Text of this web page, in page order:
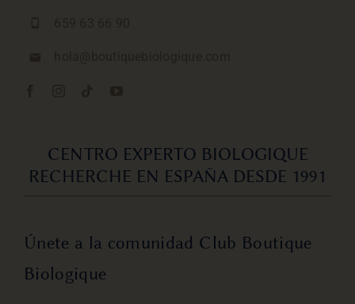
CENTRO EXPERTO BIOLOGIQUE
RECHERCHE EN ESPAÑA DESDE 1991
Únete a la comunidad Club Boutique
Biologique